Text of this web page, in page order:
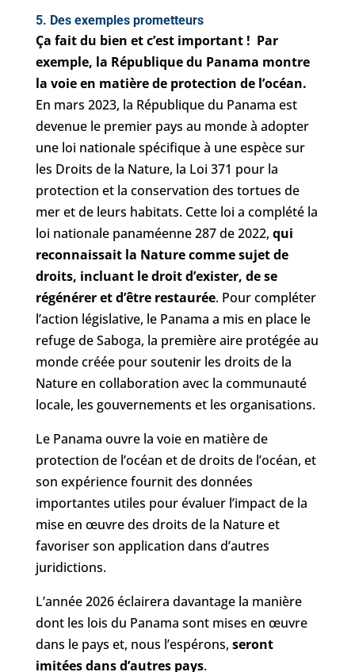
5. Des exemples prometteurs
Ça fait du bien et c’est important ! Par
exemple, la République du Panama montre
la voie en matière de protection de l’océan.
En mars 2023, la République du Panama est
devenue le premier pays au monde à adopter
une loi nationale spécifique à une espèce sur
les Droits de la Nature, la Loi 371 pour la
protection et la conservation des tortues de
mer et de leurs habitats. Cette loi a complété la
loi nationale panaméenne 287 de 2022, qui
reconnaissait la Nature comme sujet de
droits, incluant le droit d’exister, de se
régénérer et d’être restaurée. Pour compléter
l’action législative, le Panama a mis en place le
refuge de Saboga, la première aire protégée au
monde créée pour soutenir les droits de la
Nature en collaboration avec la communauté
locale, les gouvernements et les organisations.
Le Panama ouvre la voie en matière de
protection de l’océan et de droits de l’océan, et
son expérience fournit des données
importantes utiles pour évaluer l’impact de la
mise en œuvre des droits de la Nature et
favoriser son application dans d’autres
juridictions.
L’année 2026 éclairera davantage la manière
dont les lois du Panama sont mises en œuvre
dans le pays et, nous l’espérons, seront
imitées dans d’autres pays.